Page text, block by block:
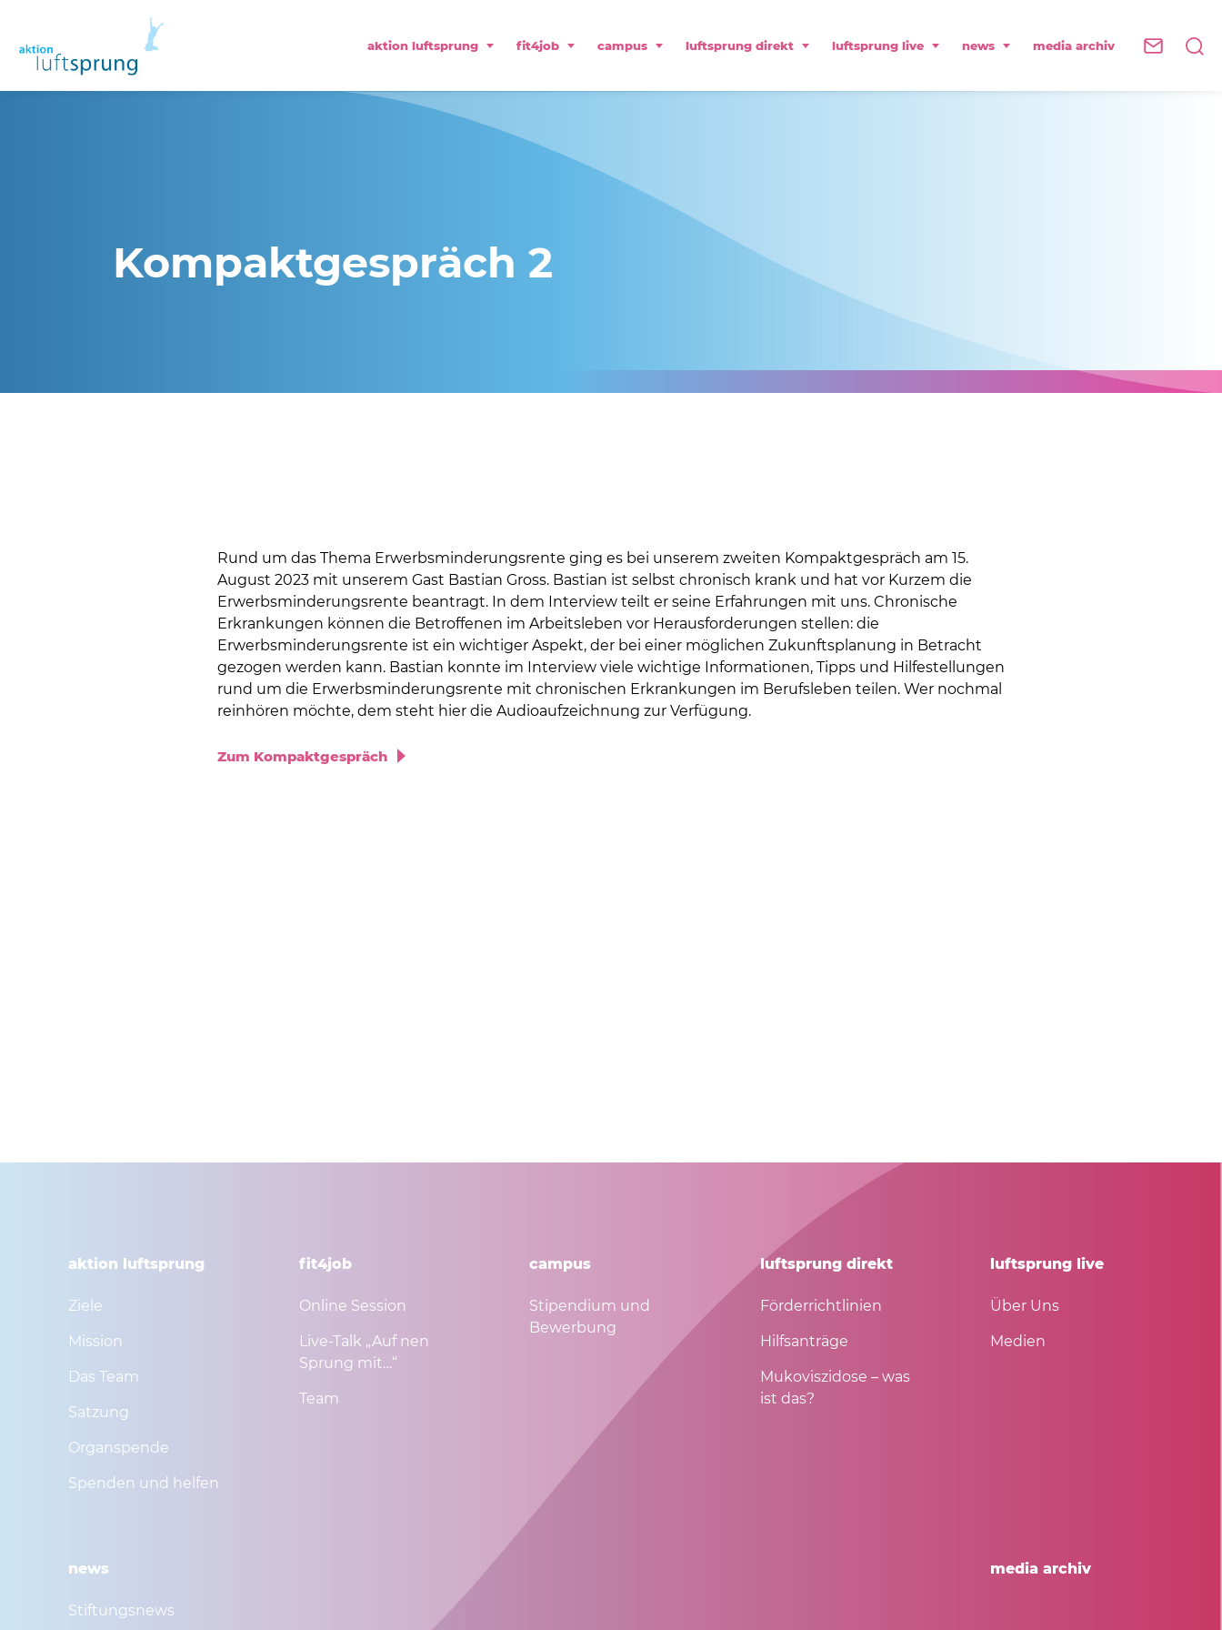
aktion luftsprung fit4job campus luftsprung direkt luftsprung live news media archiv
Kompaktgespräch 2
Rund um das Thema Erwerbsminderungsrente ging es bei unserem zweiten Kompaktgespräch am 15.
August 2023 mit unserem Gast Bastian Gross. Bastian ist selbst chronisch krank und hat vor Kurzem die
Erwerbsminderungsrente beantragt. In dem Interview teilt er seine Erfahrungen mit uns. Chronische
Erkrankungen können die Betroffenen im Arbeitsleben vor Herausforderungen stellen: die
Erwerbsminderungsrente ist ein wichtiger Aspekt, der bei einer möglichen Zukunftsplanung in Betracht
gezogen werden kann. Bastian konnte im Interview viele wichtige Informationen, Tipps und Hilfestellungen
rund um die Erwerbsminderungsrente mit chronischen Erkrankungen im Berufsleben teilen. Wer nochmal
reinhören möchte, dem steht hier die Audioaufzeichnung zur Verfügung.
Zum Kompaktgespräch
aktion luftsprung
Ziele
Mission
Das Team
Satzung
Organspende
Spenden und helfen
fit4job
Online Session
Live-Talk „Auf nen
Sprung mit…“
Team
campus
Stipendium und
Bewerbung
luftsprung direkt
Förderrichtlinien
Hilfsanträge
Mukoviszidose – was
ist das?
luftsprung live
Über Uns
Medien
news
Stiftungsnews
media archiv